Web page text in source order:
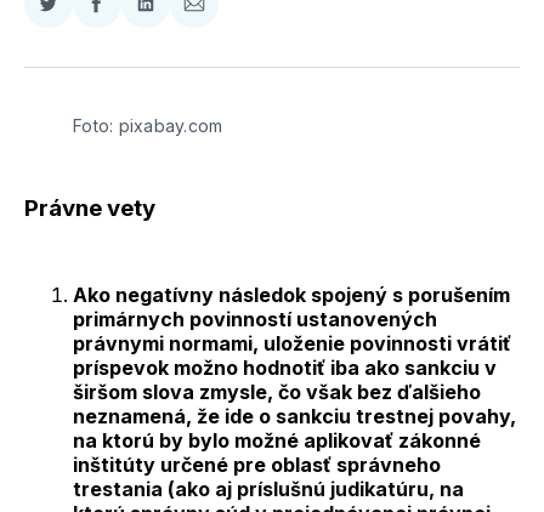
Zdieľať
Twitter
Zdieľať
Facebooku
Zdieľať
LinkedIne
Zdieľať
E-
Foto: pixabay.com
Právne vety
Ako negatívny následok spojený s porušením
primárnych povinností ustanovených
právnymi normami, uloženie povinnosti vrátiť
príspevok možno hodnotiť iba ako sankciu v
širšom slova zmysle, čo však bez ďalšieho
neznamená, že ide o sankciu trestnej povahy,
na ktorú by bylo možné aplikovať zákonné
inštitúty určené pre oblasť správneho
trestania (ako aj príslušnú judikatúru, na